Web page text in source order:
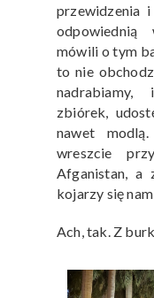
przewidzenia
odpowiednią
mówili o tym
to nie
nadrabiamy,
zbiórek,
nawet
wreszcie
Afganistan, a
kojarzy się
Ach, tak. Z